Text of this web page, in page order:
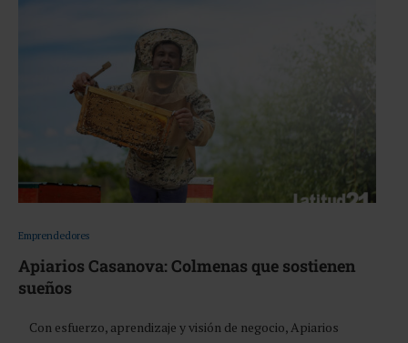
Emprendedores
Apiarios Casanova: Colmenas que sostienen
sueños
Con esfuerzo, aprendizaje y visión de negocio, Apiarios